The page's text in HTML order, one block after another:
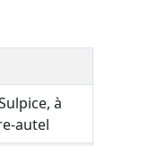
à
autel